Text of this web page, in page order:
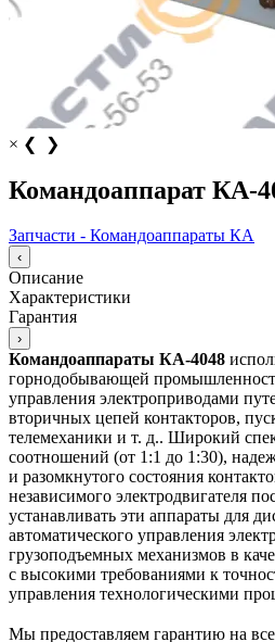
× ❮ ❯
Командоаппарат КА-
Запчасти - Командоаппараты КА
‹
Описание
Характеристики
Гарантия
›
Командоаппараты КА-4048
горнодобывающей
управления электроприводами
вторичных цепей контакторов,
телемеха­ники и т. д.. Широкий
соотношений (от 1:1 до 1:30),
и разомкнутого состоя­ния
независимого элек­тродвигателя
устанавливать эти аппараты для
автоматического управления
грузоподъемных механизмов в
с высокими требованиями к
управления технологическими
Мы предоставляем гарантию на